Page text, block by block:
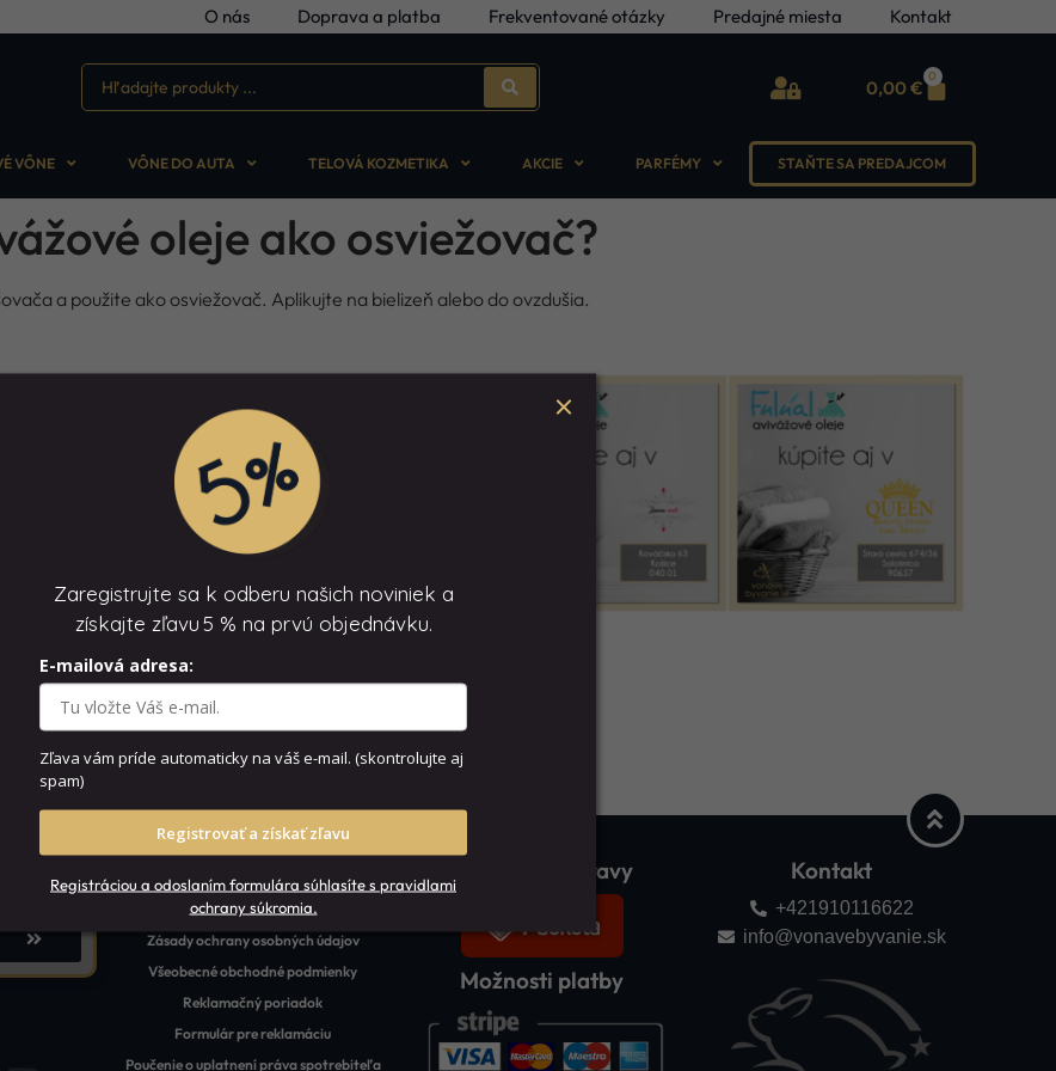
O nás Doprava a platba Frekventované otázky Predajné miesta Kontakt
0,00€
0
VÔNE VÔNE DO AUTA TELOVÁ KOZMETIKA AKCIE PARFÉMY STAŇTE SA PREDAJCOM
oleje ako osviežovač?
a použite ako osviežovač. Aplikujte na bielizeň alebo do ovzdušia.
Sledujte nás na
O nás
Zásady ochrany osobných údajov
Všeobecné obchodné podmienky
Reklamačný poriadok
Formulár pre reklamáciu
Poučenie o uplatnení práva spotrebiteľa
Možnosti dopravy
Možnosti platby
Kontakt
+421910116622
info@vonavebyvanie.sk
Zaregistrujte sa k odberu našich noviniek a
získajte zľavu5 % na prvú objednávku.
E-mailová adresa:
Zľava vám príde automaticky na váš e-mail. (skontrolujte aj
spam)
Registrovať a získať zľavu
Registráciou a odoslaním formulára súhlasíte s pravidlami
ochrany súkromia.